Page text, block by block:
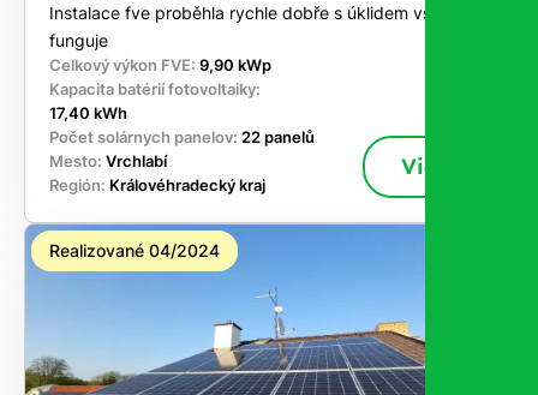
Instalace fve proběhla rychle dobře s úklidem vše
funguje
Celkový výkon FVE: 9,90 kWp
Kapacita batérií fotovoltaiky:
17,40 kWh
Počet solárnych panelov: 22 panelů
Mesto: Vrchlabí
Región: Královéhradecký kraj
Viac
Realizované 04/2024